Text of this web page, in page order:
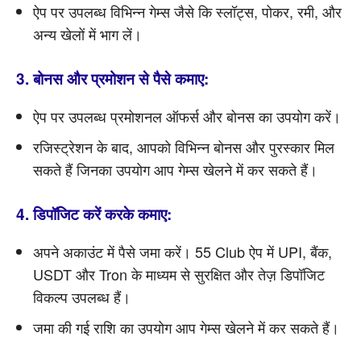
ऐप पर उपलब्ध विभिन्न गेम्स जैसे कि स्लॉट्स, पोकर, रमी, और
अन्य खेलों में भाग लें।
3. बोनस और प्रमोशन से पैसे कमाए:
ऐप पर उपलब्ध प्रमोशनल ऑफर्स और बोनस का उपयोग करें।
रजिस्ट्रेशन के बाद, आपको विभिन्न बोनस और पुरस्कार मिल
सकते हैं जिनका उपयोग आप गेम्स खेलने में कर सकते हैं।
4. डिपॉजिट करें करके कमाए:
अपने अकाउंट में पैसे जमा करें। 55 Club ऐप में UPI, बैंक,
USDT और Tron के माध्यम से सुरक्षित और तेज़ डिपॉजिट
विकल्प उपलब्ध हैं।
जमा की गई राशि का उपयोग आप गेम्स खेलने में कर सकते हैं।